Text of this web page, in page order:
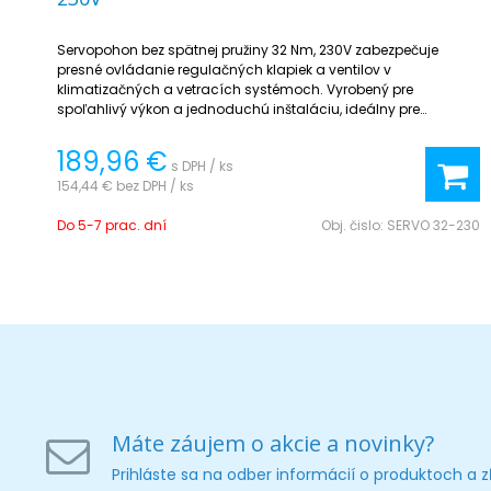
Servopohon bez spätnej pružiny 32 Nm, 230V zabezpečuje
presné ovládanie regulačných klapiek a ventilov v
klimatizačných a vetracích systémoch. Vyrobený pre
spoľahlivý výkon a jednoduchú inštaláciu, ideálny pre
189,96 € s DPH / ks
154,44 € bez DPH / ks
Do 5-7 prac. dní Obj. čislo: SERVO 32-230
Máte záujem o akcie a novinky?
Prihláste sa na odber informácií o produktoch a